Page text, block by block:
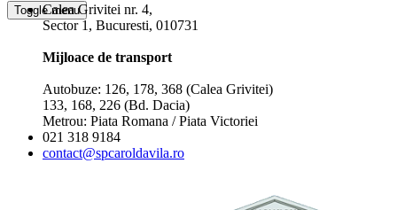
Toggle menu
Calea Grivitei nr. 4,
Sector 1, Bucuresti, 010731
Mijloace de transport
Autobuze: 126, 178, 368 (Calea Grivitei)
133, 168, 226 (Bd. Dacia)
Metrou: Piata Romana / Piata Victoriei
021 318 9184
contact@spcaroldavila.ro